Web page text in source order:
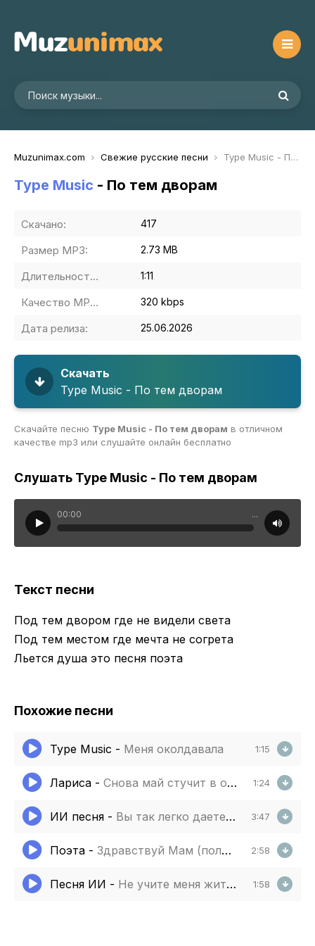
Muzunimax.com Свежие русские песни Type Music - По тем дворам
Type Music - По тем дворам
Скачано: 417
Размер MP3: 2.73 MB
Длительность MP3: 1:11
Качество MP3: 320 kbps
Дата релиза: 25.06.2026
Скачать
Type Music - По тем дворам
Скачайте песню Type Music - По тем дворам в отличном
качестве mp3 или слушайте онлайн бесплатно
Слушать Type Music - По тем дворам
00:00 ...
Текст песни
Под тем двором где не видели света
Под тем местом где мечта не согрета
Льется душа это песня поэта
Похожие песни
Type Music - Меня околдавала 1:15
Лариса - Снова май стучит в окно солнце льётся так легко 1:24
ИИ песня - Вы так легко даете советы 3:47
Поэта - Здравствуй Мам (полная версия) 2:58
Песня ИИ - Не учите меня жить вы не видели мой путь 1:58